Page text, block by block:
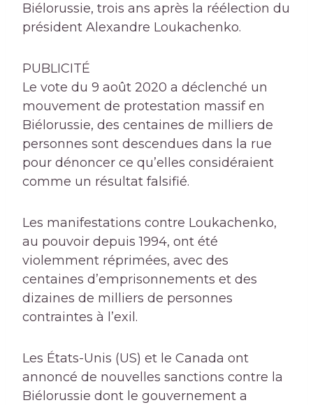
Biélorussie, trois ans après la réélection du
président Alexandre Loukachenko.
PUBLICITÉ
Le vote du 9 août 2020 a déclenché un
mouvement de protestation massif en
Biélorussie, des centaines de milliers de
personnes sont descendues dans la rue
pour dénoncer ce qu’elles considéraient
comme un résultat falsifié.
Les manifestations contre Loukachenko,
au pouvoir depuis 1994, ont été
violemment réprimées, avec des
centaines d’emprisonnements et des
dizaines de milliers de personnes
contraintes à l’exil.
Les États-Unis (US) et le Canada ont
annoncé de nouvelles sanctions contre la
Biélorussie dont le gouvernement a